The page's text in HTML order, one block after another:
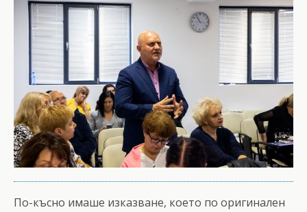
По-късно имаше изказване, което по оригинален